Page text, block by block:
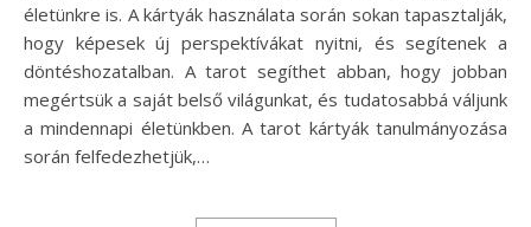
életünkre is. A kártyák használata során sokan tapasztalják,
hogy képesek új perspektívákat nyitni, és segítenek a
döntéshozatalban. A tarot segíthet abban, hogy jobban
megértsük a saját belső világunkat, és tudatosabbá váljunk
a mindennapi életünkben. A tarot kártyák tanulmányozása
során felfedezhetjük,…